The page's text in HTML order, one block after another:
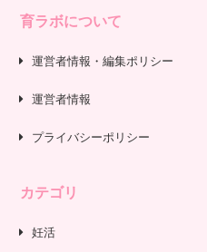
育ラボについて
運営者情報・編集ポリシー
運営者情報
プライバシーポリシー
カテゴリ
妊活